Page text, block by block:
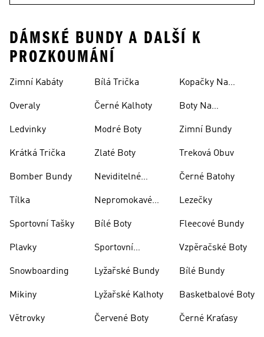
DÁMSKÉ BUNDY A DALŠÍ K
PROZKOUMÁNÍ
Zimní Kabáty
Overaly
Ledvinky
Krátká Trička
Bomber Bundy
Tílka
Sportovní Tašky
Plavky
Snowboarding
Mikiny
Větrovky
Bílá Trička
Černé Kalhoty
Modré Boty
Zlaté Boty
Neviditelné
Nepromokavé
Bílé Boty
Sportovní
Lyžařské Bundy
Lyžařské Kalhoty
Červené Boty
Kopačky Na
Boty Na
Zimní Bundy
Treková Obuv
Černé Batohy
Lezečky
Fleecové Bundy
Vzpěračské Boty
Bílé Bundy
Basketbalové Boty
Černé Kraťasy